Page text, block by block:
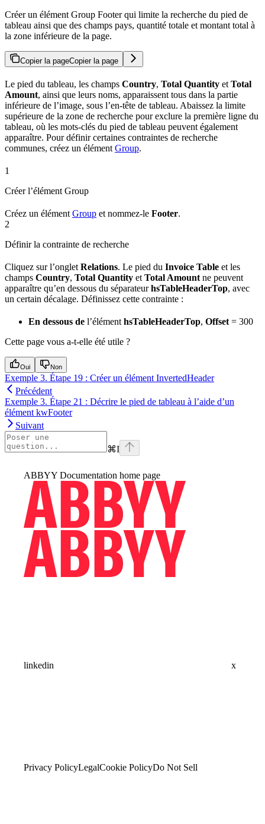
Créer un élément Group Footer qui limite la recherche du pied de
tableau ainsi que des champs pays, quantité totale et montant total à
la zone inférieure de la page.
Copier la pageCopier la page
Le pied du tableau, les champs Country, Total Quantity et Total
Amount, ainsi que leurs noms, apparaissent tous dans la partie
inférieure de l’image, sous l’en-tête de tableau. Abaissez la limite
supérieure de la zone de recherche pour exclure la première ligne du
tableau, où les mots-clés du pied de tableau peuvent également
apparaître. Pour définir certaines contraintes de recherche
communes, créez un élément Group.
1
Créer l’élément Group
Créez un élément Group et nommez-le Footer.
2
Définir la contrainte de recherche
Cliquez sur l’onglet Relations. Le pied du Invoice Table et les
champs Country, Total Quantity et Total Amount ne peuvent
apparaître qu’en dessous du séparateurhsTableHeaderTop, avec
un certain décalage. Définissez cette contrainte :
En dessous de l’élément hsTableHeaderTop, Offset = 300
Cette page vous a-t-elle été utile ?
Oui Non
Exemple 3. Étape 19 : Créer un élément InvertedHeader
Précédent
Exemple 3. Étape 21 : Décrire le pied de tableau à l’aide d’un
élément kwFooter
Suivant
⌘I
ABBYY Documentation home page
linkedin x
Privacy PolicyLegalCookie PolicyDo Not Sell